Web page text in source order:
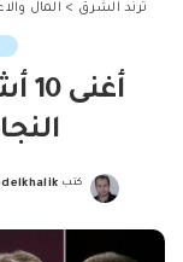
ترند الشرق > المال
Posted
كتب